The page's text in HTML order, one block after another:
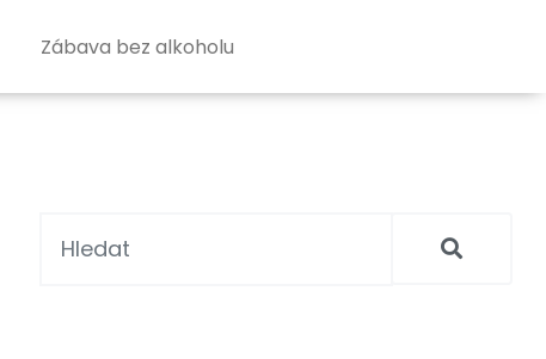
Zábava bez alkoholu